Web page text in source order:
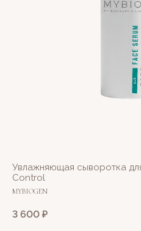
Увлажняющая сыворотка
Control
MYBIOGEN
3 600 ₽